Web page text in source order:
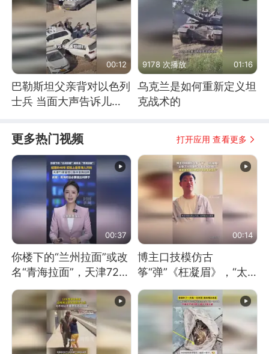
00:12
巴勒斯坦父亲背对以色列
士兵 当面大声告诉儿
9178 次播放 01:16
乌克兰是如何重新定义坦
克战术的
更多热门视频 打开应用 查看更多
00:37
你楼下的“兰州拉面”或改
名“青海拉面”，天津72家
面馆已集体更换招牌
00:14
博主口技模仿古
筝“弹”《枉凝眉》，“太
像了～你是吃古筝长大的
吗？”“或将成为首位考级
不带古筝的选手。”（来
源：新华每日电讯）